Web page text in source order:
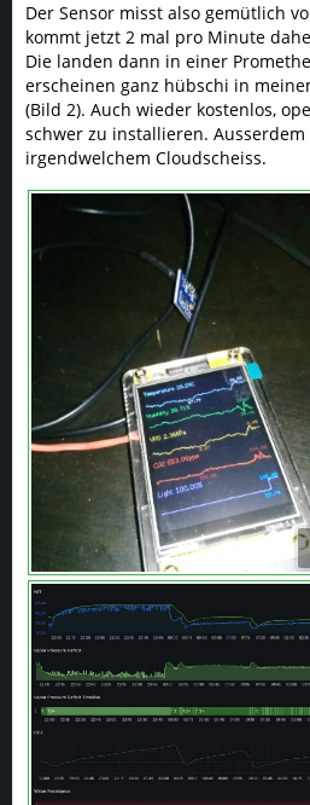
Der Sensor misst also gemütlich
kommt jetzt 2 mal pro Minute
Die landen dann in einer
erscheinen ganz hübschi in
(Bild 2). Auch wieder kostenlos,
schwer zu installieren.
irgendwelchem Cloudscheiss.